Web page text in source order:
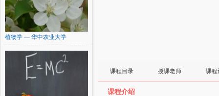
植物学 — 华中农业大学
课程目录 授课老师 课程
课程介绍